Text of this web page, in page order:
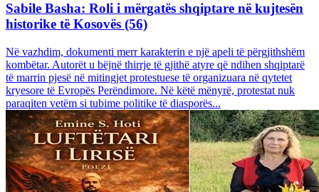
Sabile Basha: Roli i mërgatës shqiptare në kujtesën
historike të Kosovës (56)
Në vazhdim, dokumenti merr karakterin e një apeli të përgjithshëm
kombëtar. Autorët u bëjnë thirrje të gjithë atyre që ndihen shqiptarë
të marrin pjesë në mitingjet protestuese të organizuara në qytetet
kryesore të Evropës Perëndimore. Në këtë mënyrë, protestat nuk
paraqiten vetëm si tubime politike të diasporës...